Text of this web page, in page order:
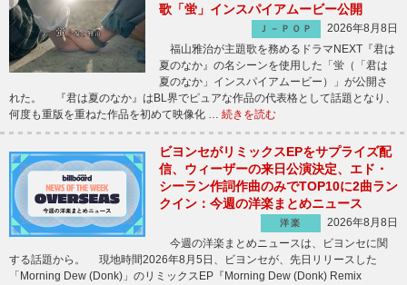
歌「蛍」インスパイアムービー公開
Ｊ－ＰＯＰ
2026年8月8日
福山雅治が主題歌を務めるドラマNEXT『君は
夏のなか』の名シーンを使用した「蛍（「君は
夏のなか」インスパイアムービー）」が公開さ
れた。 『君は夏のなか』はBL界でピュアな作品の代表格として話題となり、
何度も重版を重ねた作品を初めて映像化 … 続きを読む
ビヨンセがリミックスEPをサプライズ配
信、ウィーザーの来日公演決定、エド・
シーラン作詞作曲のみでTOP10に2曲ラン
クイン：今週の洋楽まとめニュース
洋楽
2026年8月8日
今週の洋楽まとめニュースは、ビヨンセに関
する話題から。 現地時間2026年8月5日、ビヨンセが、先日リリースした
「Morning Dew (Donk)」のリミックスEP『Morning Dew (Donk) Remix